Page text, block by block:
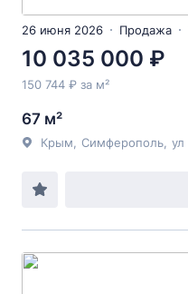
26 июня 2026 Продажа
10 035 000 ₽
150 744 ₽ за м²
67 м²
Крым Симферополь ул